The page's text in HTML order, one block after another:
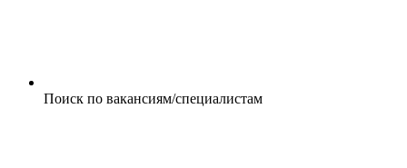
Поиск по вакансиям/специалистам